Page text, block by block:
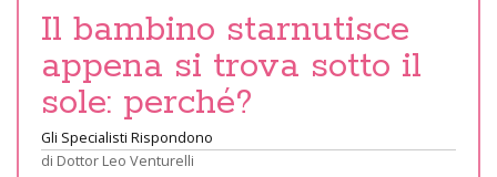
Il bambino starnutisce
appena si trova sotto il
sole: perché?
Gli Specialisti Rispondono
di Dottor Leo Venturelli